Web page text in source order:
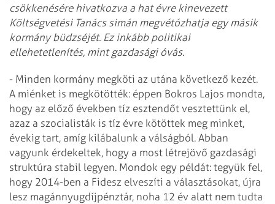
csökkenésére hivatkozva a hat évre kinevezett
Költségvetési Tanács simán megvétózhatja egy másik
kormány bü­dzséjét. Ez inkább politikai
ellehetetlenítés, mint gazdasági óvás.
- Minden kormány megköti az utána következő kezét.
A miénket is megkötötték: éppen Bokros Lajos mondta,
hogy az előző években tíz esztendőt vesztettünk el,
azaz a szocialisták is tíz évre kötöttek meg minket,
évekig tart, amíg kilábalunk a válságból. Abban
vagyunk érdekeltek, hogy a most létrejövő gazdasági
struktúra stabil legyen. Mondok egy példát: tegyük fel,
hogy 2014-ben a Fidesz elveszíti a választásokat, újra
lesz magánnyugdíjpénztár, noha 12 év alatt nem tudta